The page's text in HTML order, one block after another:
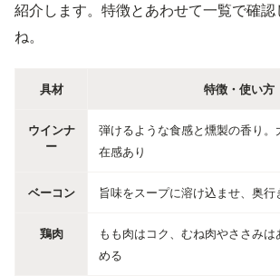
紹介します。特徴とあわせて一覧で確
ね。
具材 特徴・使い方
ウインナ
ー
弾けるような食感と燻製の香り。
在感あり
ベーコン 旨味をスープに溶け込ませ、奥行
鶏肉
もも肉はコク、むね肉やささみは
める